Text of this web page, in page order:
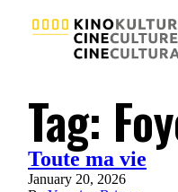
Tag:
Toute ma vie
January 20, 2026